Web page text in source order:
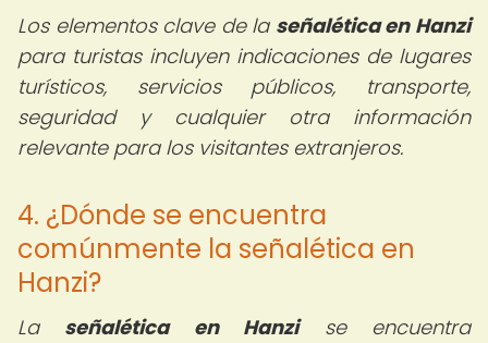
Los elementos clave de la señalética en Hanzi
para turistas incluyen indicaciones de lugares
turísticos, servicios públicos, transporte,
seguridad y cualquier otra información
relevante para los visitantes extranjeros.
4. ¿Dónde se encuentra
comúnmente la señalética en
Hanzi?
La señalética en Hanzise encuentra